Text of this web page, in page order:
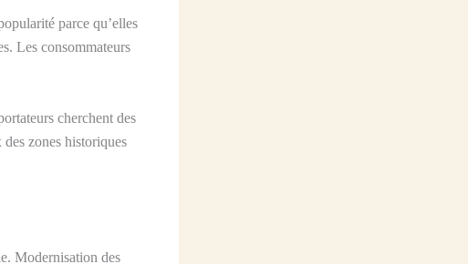
parce qu’elles
Les consommateurs
cherchent des
zones historiques
Modernisation des